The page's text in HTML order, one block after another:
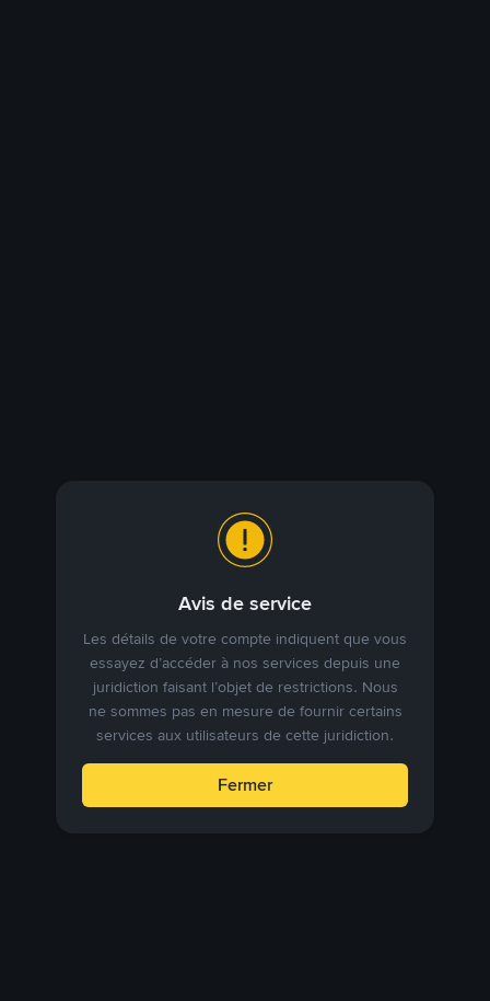
Avis de service
Les détails de votre compte indiquent que vous
essayez d’accéder à nos services depuis une
juridiction faisant l’objet de restrictions. Nous
ne sommes pas en mesure de fournir certains
services aux utilisateurs de cette juridiction.
Fermer